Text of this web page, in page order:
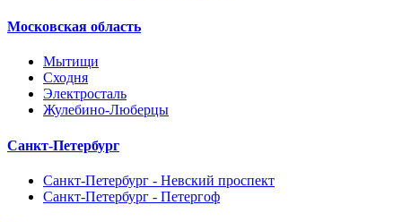
Московская область
Мытищи
Сходня
Электросталь
Жулебино-Люберцы
Санкт-Петербург
Санкт-Петербург - Невский проспект
Санкт-Петербург - Петергоф